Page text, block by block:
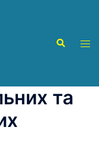
Пошук
та